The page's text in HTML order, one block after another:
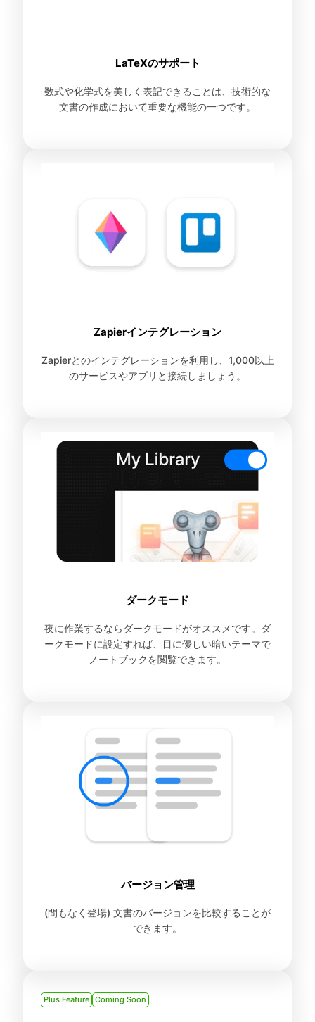
LaTeXのサポート
数式や化学式を美しく表記できることは、技術的な
文書の作成において重要な機能の一つです。
Zapierインテグレーション
Zapierとのインテグレーションを利用し、1,000以上
のサービスやアプリと接続しましょう。
ダークモード
夜に作業するならダークモードがオススメです。ダ
ークモードに設定すれば、目に優しい暗いテーマで
ノートブックを閲覧できます。
バージョン管理
(間もなく登場) 文書のバージョンを比較することが
できます。
Plus Feature Coming Soon